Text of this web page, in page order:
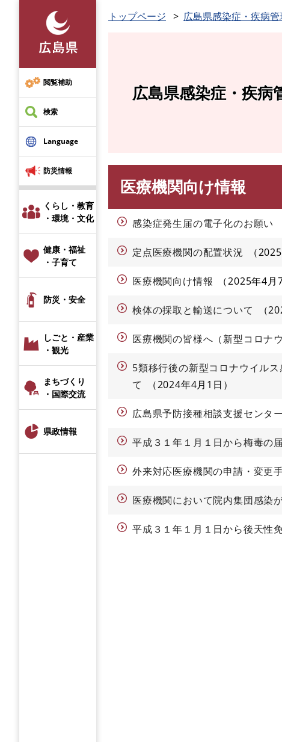
先
頭
で
す
閲覧補助
検索
Language
防災情報
くらし・教育
・環境・文化
健康・福祉
・子育て
防災・安全
しごと・産業
・観光
まちづくり
・国際交流
県政情報
トップページ 広島県感染症・疾病管
広島県感染症・疾病
医療機関向け情報
感染症発生届の電子化のお願い
定点医療機関の配置状況
医療機関向け情報 2025年4月
検体の採取と輸送について
医療機関の皆様へ（新型コロナ
5類移行後の新型コロナウイル
て
2024年4月1日
広島県予防接種相談支援センタ
平成３１年１月１日から梅毒の
外来対応医療機関の申請・変更
医療機関において院内集団感染
平成３１年１月１日から後天性